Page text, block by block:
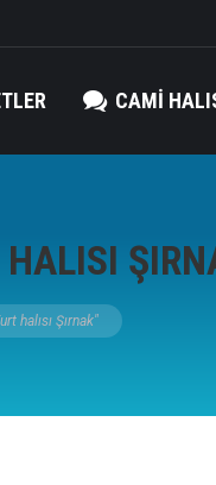
CAMI
HALISI
halısı Şırnak"